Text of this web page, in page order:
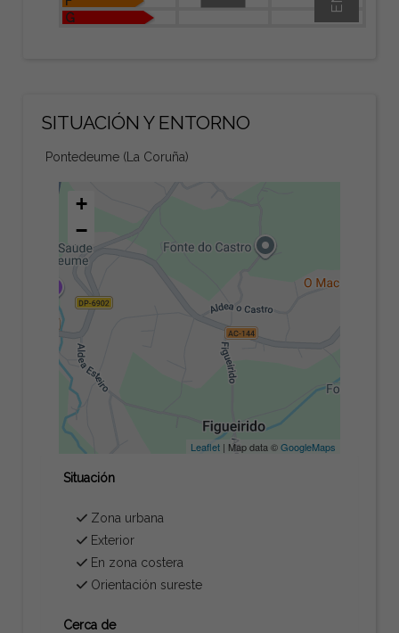
G
SITUACIÓN Y ENTORNO
Pontedeume (La Coruña)
+
−
Leaflet| Map data ©GoogleMaps
Situación
Zona urbana
Exterior
En zona costera
Orientación sureste
Cerca de